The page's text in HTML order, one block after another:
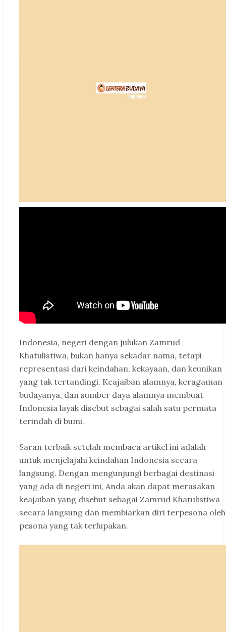
Indonesia, negeri dengan julukan Zamrud
Khatulistiwa, bukan hanya sekadar nama, tetapi
representasi dari keindahan, kekayaan, dan keunikan
yang tak tertandingi. Keajaiban alamnya, keragaman
budayanya, dan sumber daya alamnya membuat
Indonesia layak disebut sebagai salah satu permata
terindah di bumi.
Saran terbaik setelah membaca artikel ini adalah
untuk menjelajahi keindahan Indonesia secara
langsung. Dengan mengunjungi berbagai destinasi
yang ada di negeri ini, Anda akan dapat merasakan
keajaiban yang disebut sebagai Zamrud Khatulistiwa
secara langsung dan membiarkan diri terpesona oleh
pesona yang tak terlupakan.